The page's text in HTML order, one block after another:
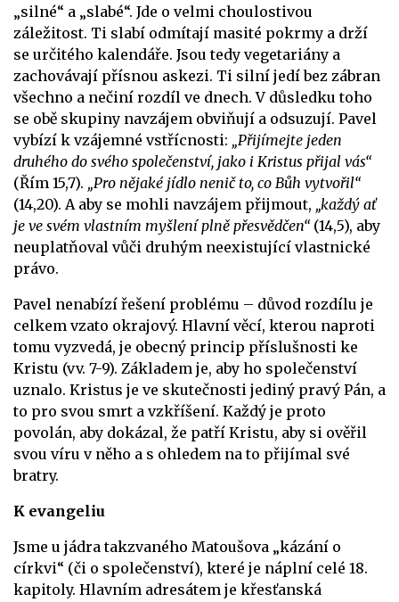
„silné“ a „slabé“. Jde o velmi choulostivou
záležitost. Ti slabí odmítají masité pokrmy a drží
se určitého kalendáře. Jsou tedy vegetariány a
zachovávají přísnou askezi. Ti silní jedí bez zábran
všechno a nečiní rozdíl ve dnech. V důsledku toho
se obě skupiny navzájem obviňují a odsuzují. Pavel
vybízí k vzájemné vstřícnosti: „Přijímejte jeden
druhého do svého společenství, jako i Kristus přijal vás“
(Řím 15,7). „Pro nějaké jídlo nenič to, co Bůh vytvořil“
(14,20). A aby se mohli navzájem přijmout, „každý ať
je ve svém vlastním myšlení plně přesvědčen“ (14,5), aby
neuplatňoval vůči druhým neexistující vlastnické
právo.
Pavel nenabízí řešení problému – důvod rozdílu je
celkem vzato okrajový. Hlavní věcí, kterou naproti
tomu vyzvedá, je obecný princip příslušnosti ke
Kristu (vv. 7-9). Základem je, aby ho společenství
uznalo. Kristus je ve skutečnosti jediný pravý Pán, a
to pro svou smrt a vzkříšení. Každý je proto
povolán, aby dokázal, že patří Kristu, aby si ověřil
svou víru v něho a s ohledem na to přijímal své
bratry.
K evangeliu
Jsme u jádra takzvaného Matoušova „kázání o
církvi“ (či o společenství), které je náplní celé 18.
kapitoly. Hlavním adresátem je křesťanská